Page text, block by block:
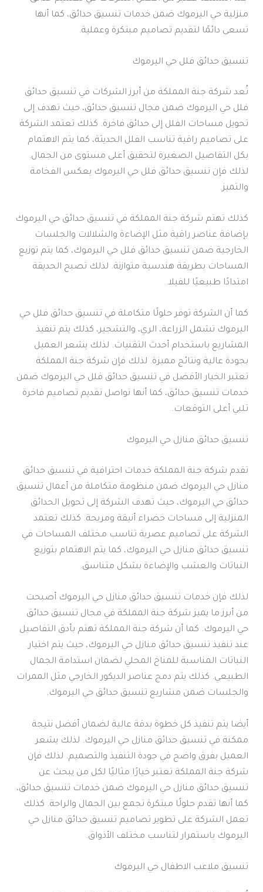
منزلية حي اليرموك ضمن خدمات تنسيق حدائق، كما أنها
تسعى دائمًا لتقديم تصاميم مبتكرة وعملية.
تنسيق حدائق فلل حي اليرموك
تُعد شركة جنة المملكة من أبرز الشركات في تنسيق حدائق
فلل حي اليرموك ضمن مجال تنسيق حدائق، حيث تهدف إلى
تحويل مساحات الفلل إلى حدائق فاخرة. كذلك تعتمد الشركة
على تصاميم راقية تناسب الفلل الحديثة، كما يتم الاهتمام
بكل التفاصيل الصغيرة لتحقيق أعلى مستوى من الجمال.
لذلك فإن تنسيق حدائق فلل حي اليرموك يعكس الفخامة
والتميز.
كذلك تهتم شركة جنة المملكة في تنسيق حدائق حي اليرموك
بإضافة عناصر راقية مثل الإضاءة والشلالات والجلسات
الخارجية ضمن تنسيق حدائق فلل حي اليرموك، كما يتم توزيع
المساحات بطريقة هندسية متوازنة. لذلك تصبح الحديقة
امتدادًا طبيعيًا للفيلا.
كما أن الشركة توفر حلولًا متكاملة في تنسيق حدائق فلل حي
اليرموك تشمل الزراعة، الري، والتشجير، كذلك يتم تنفيذ
المشاريع باستخدام أحدث التقنيات. لذلك يشعر العميل
بجودة عالية ونتائج مميزة. لذلك فإن شركة جنة المملكة
تعتبر الخيار الأفضل في تنسيق حدائق فلل حي اليرموك ضمن
خدمات تنسيق حدائق، كما أنها تواصل تقديم تصاميم فاخرة
تلبي أعلى التوقعات.
تنسيق حدائق منازل حي اليرموك
تقدم شركة جنة المملكة خدمات احترافية في تنسيق حدائق
منازل حي اليرموك ضمن منظومة متكاملة من أعمال تنسيق
حدائق حي اليرموك، حيث تهدف الشركة إلى تحويل الحدائق
المنزلية إلى مساحات خضراء أنيقة ومريحة. كذلك تعتمد
الشركة على تصاميم عصرية تناسب مختلف المساحات في
تنسيق حدائق منازل حي اليرموك، كما يتم الاهتمام بتوزيع
النباتات والعشب والإضاءة بشكل متناسق.
لذلك فإن خدمات تنسيق حدائق منازل حي اليرموك أصبحت
من أبرز ما يميز شركة جنة المملكة في مجال تنسيق حدائق
حي اليرموك. كما أن شركة جنة المملكة تهتم بأدق التفاصيل
عند تنفيذ تنسيق حدائق منازل حي اليرموك، حيث يتم اختيار
النباتات المناسبة للمناخ المحلي لضمان استدامة الجمال
الطبيعي. كذلك يتم دمج عناصر الديكور الخارجي مثل الممرات
والجلسات ضمن مشاريع تنسيق حدائق حي اليرموك.
أيضا يتم تنفيذ كل خطوة بدقة عالية لضمان أفضل نتيجة
ممكنة في تنسيق حدائق منازل حي اليرموك. لذلك يشعر
العميل بفرق واضح في جودة التنفيذ والتصميم. لذلك فإن
شركة جنة المملكة تعتبر خيارًا مثاليًا لكل من يبحث عن
تنسيق حدائق منازل حي اليرموك ضمن خدمات تنسيق حدائق،
كما أنها تقدم حلولًا مبتكرة تجمع بين الجمال والراحة. كذلك
تعمل الشركة على تطوير تصاميم تنسيق حدائق منازل حي
اليرموك باستمرار لتناسب مختلف الأذواق.
تنسيق ملاعب الاطفال حي اليرموك